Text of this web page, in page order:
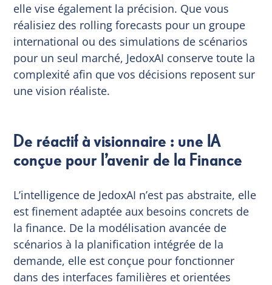
elle vise également la précision. Que vous
réalisiez des rolling forecasts pour un groupe
international ou des simulations de scénarios
pour un seul marché, JedoxAI conserve toute la
complexité afin que vos décisions reposent sur
une vision réaliste.
De réactif à visionnaire : une IA
conçue pour l’avenir de la Finance
L’intelligence de JedoxAI n’est pas abstraite, elle
est finement adaptée aux besoins concrets de
la finance. De la modélisation avancée de
scénarios à la planification intégrée de la
demande, elle est conçue pour fonctionner
dans des interfaces familières et orientées